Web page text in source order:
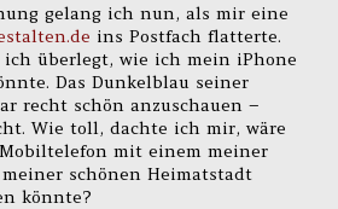
gelang ich nun, als mir eine
ins Postfach flatterte.
überlegt, wie ich mein iPhone
Das Dunkelblau seiner
recht schön anzuschauen –
Wie toll, dachte ich mir, wäre
mit einem meiner
schönen Heimatstadt
könnte?